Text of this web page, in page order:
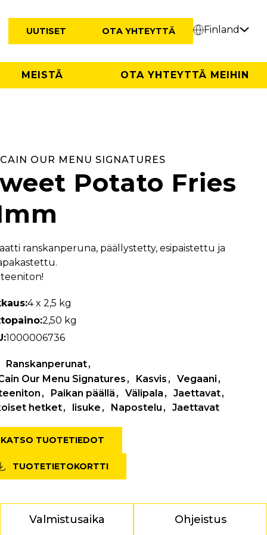
UUTISET OTA YHTEYTTÄ Finland
MEISTÄ OTA YHTEYTTÄ MEIHIN
OUR MENU SIGNATURES
Potato Fries
ranskanperuna, päällystetty, esipaistettu ja
4 x 2,5 kg
2,50 kg
1000006736
Ranskanperunat
Our Menu Signatures
Kasvis
Vegaani
Paikan päällä Välipala
Jaettavat
hetket
lisuke Napostelu Jaettavat
KATSO TUOTETIEDOT
TUOTETIETOKORTTI
Valmistusaika Ohjeistus